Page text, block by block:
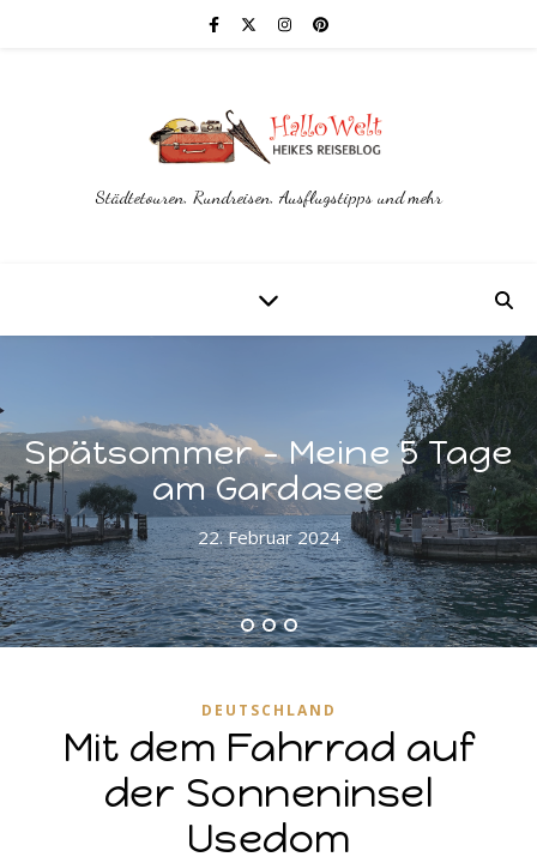
Städtetouren, Rundreisen, Ausflugstipps und mehr
Spätsommer – Meine 5 Tage
am Gardasee
22. Februar 2024
DEUTSCHLAND
Mit dem Fahrrad auf
der Sonneninsel
Usedom